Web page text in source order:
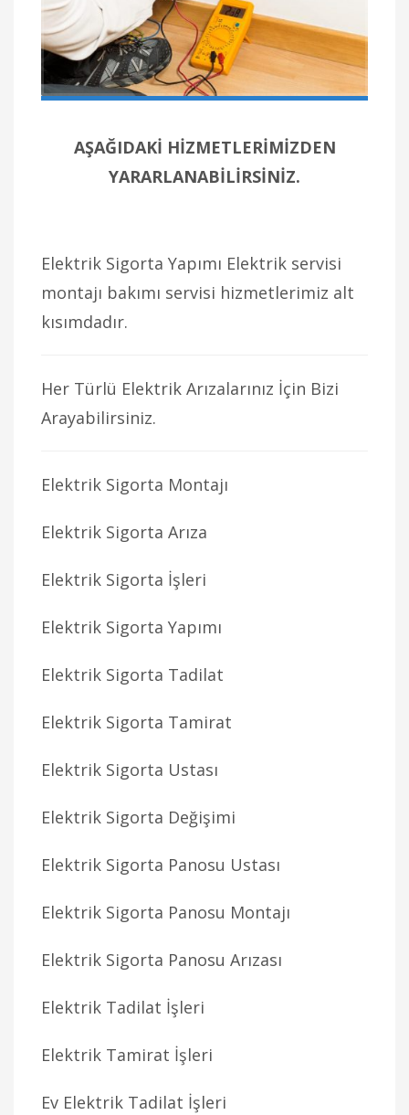
AŞAĞIDAKİ HİZMETLERİMİZDEN
YARARLANABİLİRSİNİZ.
Elektrik Sigorta Yapımı Elektrik servisi
montajı bakımı servisi hizmetlerimiz alt
kısımdadır.
Her Türlü Elektrik Arızalarınız İçin Bizi
Arayabilirsiniz.
Elektrik Sigorta Montajı
Elektrik Sigorta Arıza
Elektrik Sigorta İşleri
Elektrik Sigorta Yapımı
Elektrik Sigorta Tadilat
Elektrik Sigorta Tamirat
Elektrik Sigorta Ustası
Elektrik Sigorta Değişimi
Elektrik Sigorta Panosu Ustası
Elektrik Sigorta Panosu Montajı
Elektrik Sigorta Panosu Arızası
Elektrik Tadilat İşleri
Elektrik Tamirat İşleri
Ev Elektrik Tadilat İşleri